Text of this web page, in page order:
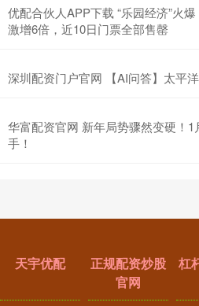
优配合伙人APP下载 “乐园经济”火
激增6倍，近10日门票全部售罄
深圳配资门户官网 【AI问答】太平
华富配资官网 新年局势骤然变硬！
手！
天宇优配
正规配资炒股
官网
杠